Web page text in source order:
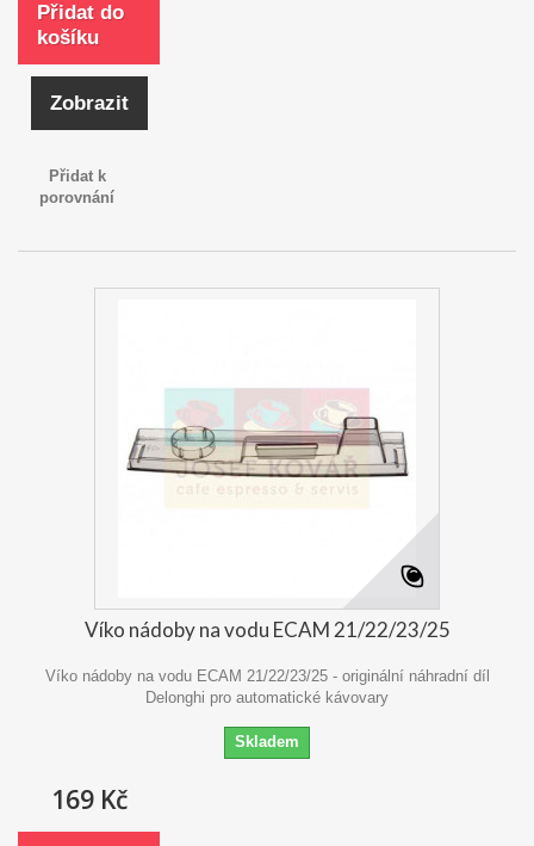
Přidat do
košíku
Zobrazit
Přidat k
porovnání
Víko nádoby na vodu ECAM 21/22/23/25
Víko nádoby na vodu ECAM 21/22/23/25 - originální náhradní díl
Delonghi pro automatické kávovary
Skladem
169 Kč